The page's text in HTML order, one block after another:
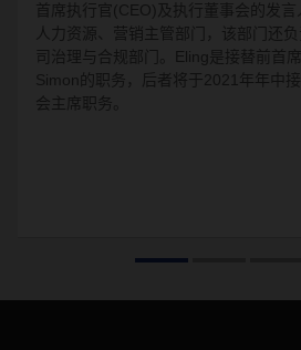
首席执行官(CEO) 及执行董事会的发言
人力资源、营销主管部门，该部门还
司治理与合规部门。
Eling 是接替前首
Simon 的职务，后者将于 2021 年年中
会主席职务。